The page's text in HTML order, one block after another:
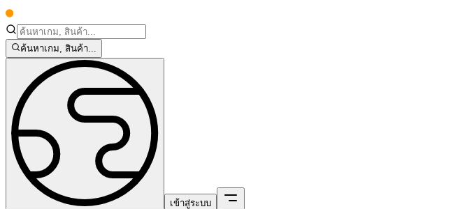
ค้นหาเกม, สินค้า...
เข้าสู่ระบบ